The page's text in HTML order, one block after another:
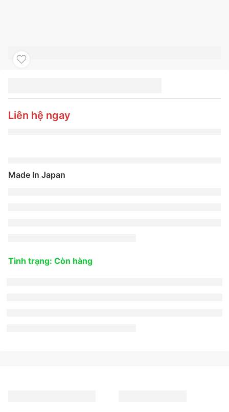
PXSPS SUV
Liên hệ ngay
Made In Japan
Tình trạng: Còn hàng